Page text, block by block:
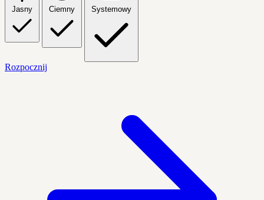
Jasny Ciemny Systemowy
Rozpocznij